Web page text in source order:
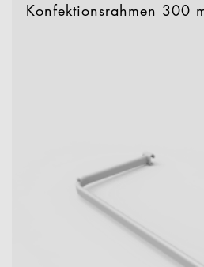
Konfektionsrahmen 300